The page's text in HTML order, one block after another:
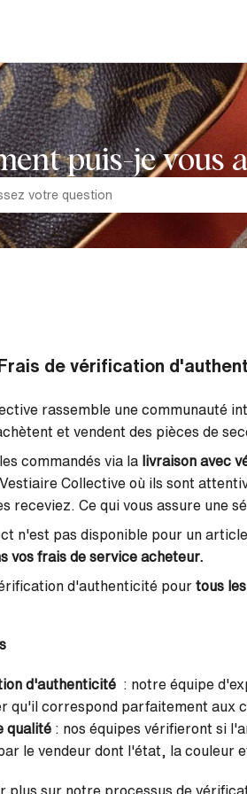
puis-je vous
de vérification
rassemble une communauté
et vendent des pièces de
commandés via la livraison avec
Collective où ils sont
receviez. Ce qui vous assure une
n'est pas disponible pour un
vos frais de service acheteur.
d'authenticité pour tous
d'authenticité : notre équipe
qu'il correspond parfaitement aux
qualité : nos équipes vérifieront si
le vendeur dont l'état, la couleur
plus sur notre processus de